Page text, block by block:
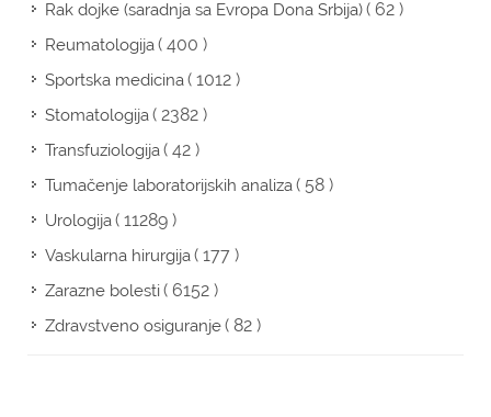
Rak dojke (saradnja sa Evropa Dona Srbija)( 62 )
Reumatologija( 400 )
Sportska medicina( 1012 )
Stomatologija( 2382 )
Transfuziologija( 42 )
Tumačenje laboratorijskih analiza( 58 )
Urologija( 11289 )
Vaskularna hirurgija( 177 )
Zarazne bolesti( 6152 )
Zdravstveno osiguranje( 82 )